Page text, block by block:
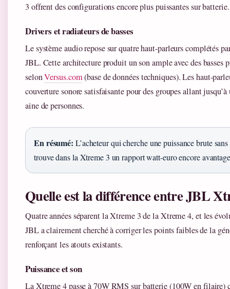
3 offrent des configurations encore plus puissantes sur batterie.
Drivers et radiateurs de basses
Le système audio repose sur quatre haut-parleurs complétés
JBL. Cette architecture produit un son ample avec des basses
selonVersus.com(base de données techniques). Les haut-
couverture sonore satisfaisante pour des groupes allant
aine de personnes.
En résumé: L’acheteur qui cherche une puissance brute
trouve dans la Xtreme 3 un rapport watt-euro encore
Quelle est la différence entre JBL
Quatre années séparent la Xtreme 3 de la Xtreme 4, et les
JBL a clairement cherché à corriger les points faibles de la
renforçant les atouts existants.
Puissance et son
La Xtreme 4 passe à 70W RMS sur batterie (100W en filaire)